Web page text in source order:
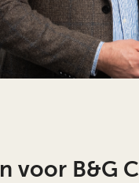
voor B&G